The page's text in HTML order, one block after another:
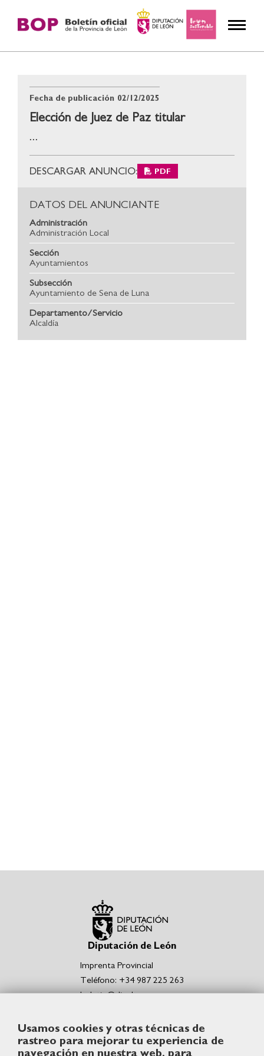
Usamos cookies y otras técnicas de
rastreo para mejorar tu experiencia de
navegación en nuestra web, para
Elección de Juez de Paz titular
...
Fecha de publicación 02/12/2025
DESCARGAR ANUNCIO: PDF
DATOS DEL ANUNCIANTE
Administración
Administración Local
Sección
Ayuntamientos
Subsección
Ayuntamiento de Sena de Luna
Departamento/Servicio
Alcaldía
Diputación de León
Imprenta Provincial
Teléfono: +34 987 225 263
boletin@dipuleon.es
Portal de la Diputación de León
Sede Electrónica de la Diputación de León